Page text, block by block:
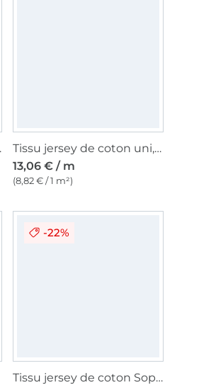
Tissu jersey de coton uni, bleu foncé
13,06 € / m
(8,82 € / 1 m²)
-22%
Tissu jersey de coton Sopo, beige